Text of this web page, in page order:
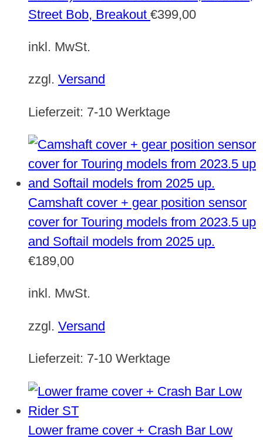
Street Bob, Breakout €399,00
inkl. MwSt.
zzgl. Versand
Lieferzeit: 7-10 Werktage
Camshaft cover + gear position sensor
cover for Touring models from 2023.5 up
and Softail models from 2025 up.
€189,00
inkl. MwSt.
zzgl. Versand
Lieferzeit: 7-10 Werktage
Lower frame cover + Crash Bar Low